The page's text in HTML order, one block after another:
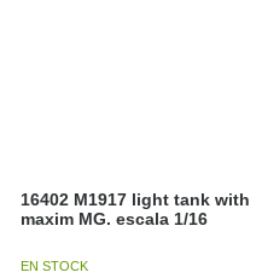
16402 M1917 light tank with
maxim MG. escala 1/16
EN STOCK